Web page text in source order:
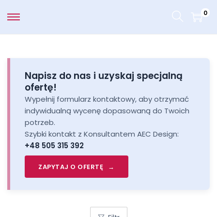
0
Napisz do nas i uzyskaj specjalną
ofertę!
Wypełnij formularz kontaktowy, aby otrzymać
indywidualną wycenę dopasowaną do Twoich
potrzeb.
Szybki kontakt z Konsultantem AEC Design:
+48 505 315 392
ZAPYTAJ O OFERTĘ